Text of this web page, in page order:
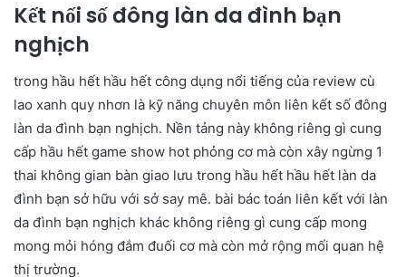
Kết nối số đông làn da đình bạn
nghịch
trong hầu hết hầu hết công dụng nổi tiếng của review cù
lao xanh quy nhơn là kỹ năng chuyên môn liên kết số đông
làn da đình bạn nghịch. Nền tảng này không riêng gì cung
cấp hầu hết game show hot phỏng cơ mà còn xây ngừng 1
thai không gian bàn giao lưu trong hầu hết hầu hết làn da
đình bạn sở hữu với sở say mê. bài bác toán liên kết với làn
da đình bạn nghịch khác không riêng gì cung cấp mong
mong mỏi hóng đắm đuối cơ mà còn mở rộng mối quan hệ
thị trường.